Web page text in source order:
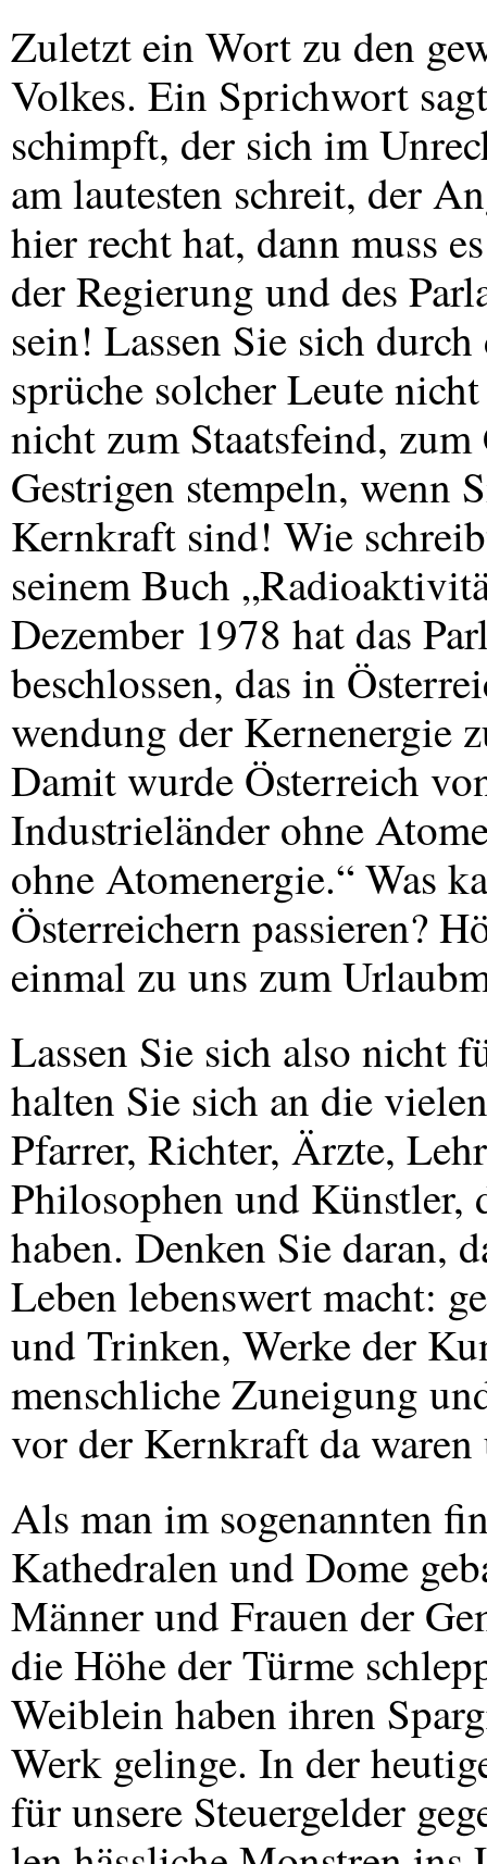
Zuletzt ein Wort zu den
Volkes. Ein Sprichwort
schimpft, der sich im
am lautesten schreit, der
hier recht hat, dann muss
der Regierung und des
sein! Lassen Sie sich
sprüche solcher Leute
nicht zum Staatsfeind,
Gestrigen stempeln, wenn
Kernkraft sind! Wie
seinem Buch
Dezember 1978 hat das
beschlossen, das in
wendung der Kernenergie
Damit wurde Österreich
Industrieländer ohne
ohne Atomenergie.“ Was
Österreichern passieren?
einmal zu uns zum
Lassen Sie sich also nicht
halten Sie sich an die
Pfarrer, Richter, Ärzte,
Philosophen und Künstler,
haben. Denken Sie daran,
Leben lebenswert macht:
und Trinken, Werke der
menschliche Zuneigung
vor der Kernkraft da
Als man im sogenannten
Kathedralen und Dome
Männer und Frauen der
die Höhe der Türme
Weiblein haben ihren
Werk gelinge. In der
für unsere Steuergelder